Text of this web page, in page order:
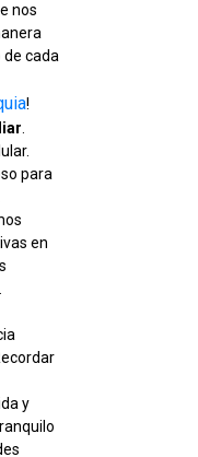
nos
cada
!
para
en
y